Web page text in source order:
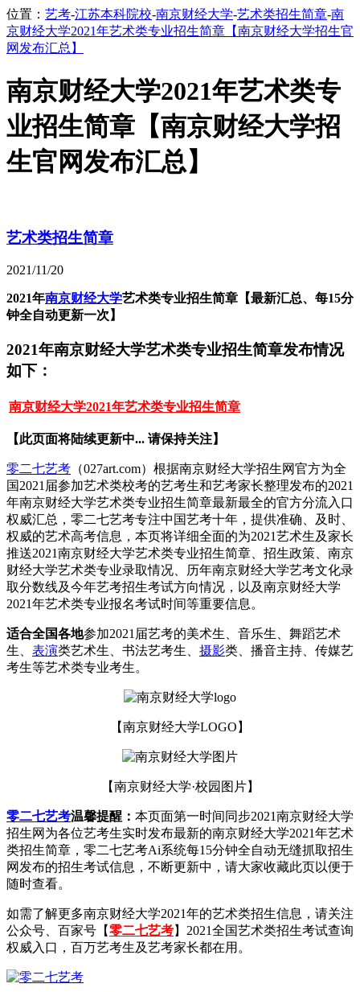
位置： 艺考-江苏本科院校-南京财经大学-艺术类招生简章-南
京财经大学2021年艺术类专业招生简章【南京财经大学招生官
网发布汇总】
南京财经大学2021年艺术类专
业招生简章【南京财经大学招
生官网发布汇总】
艺术类招生简章
2021/11/20
2021年南京财经大学艺术类专业招生简章【最新汇总、每15分
钟全自动更新一次】
2021年南京财经大学艺术类专业招生简章发布情况
如下：
南京财经大学2021年艺术类专业招生简章
【此页面将陆续更新中... 请保持关注】
零二七艺考 （027art.com）根据南京财经大学招生网官方为全
国2021届参加艺术类校考的艺考生和艺考家长整理发布的2021
年南京财经大学艺术类专业招生简章最新最全的官方分流入口
权威汇总，零二七艺考专注中国艺考十年，提供准确、及时、
权威的艺术高考信息，本页将详细全面的为2021艺术生及家长
推送2021南京财经大学艺术类专业招生简章、招生政策、南京
财经大学艺术类专业录取情况、历年南京财经大学艺考文化录
取分数线及今年艺考招生考试方向情况，以及南京财经大学
2021年艺术类专业报名考试时间等重要信息。
适合全国各地参加2021届艺考的美术生、音乐生、舞蹈艺术
生、 表演类艺术生、书法艺考生、 摄影类、播音主持、传媒艺
考生等艺术类专业考生。
【南京财经大学LOGO】
【南京财经大学·校园图片】
零二七艺考温馨提醒： 本页面第一时间同步2021南京财经大学
招生网为各位艺考生实时发布最新的南京财经大学2021年艺术
类招生简章，零二七艺考Ai系统每15分钟全自动无缝抓取招生
网发布的招生考试信息，不断更新中，请大家收藏此页以便于
随时查看。
如需了解更多南京财经大学2021年的艺术类招生信息，请关注
公众号、百家号【零二七艺考】2021全国艺术类招生考试查询
权威入口，百万艺考生及艺考家长都在用。